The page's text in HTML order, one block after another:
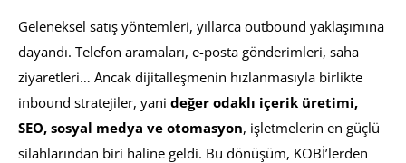
Geleneksel satış yöntemleri, yıllarca outbound yaklaşımına
dayandı. Telefon aramaları, e-posta gönderimleri, saha
ziyaretleri… Ancak dijitalleşmenin hızlanmasıyla birlikte
inbound stratejiler, yani değer odaklı içerik üretimi,
SEO, sosyal medya ve otomasyon, işletmelerin en güçlü
silahlarından biri haline geldi. Bu dönüşüm, KOBİ’lerden